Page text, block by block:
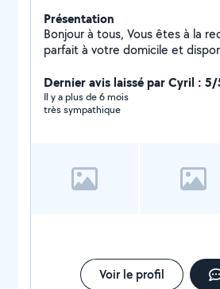
Présentation
Bonjour à tous, Vous êtes à la recherche d'une solution
parfait à votre domicile et
vos exigence je vous propose
à domicile. Minutieux et sérieux
atouts. Je propose tout types de
vos bien c'est à dire Check in/
des lieu, maintenance du bien
Dernier avis laissé par Cyril : 5/
Il y a plus de 6 mois
très sympathique
Voir le profil